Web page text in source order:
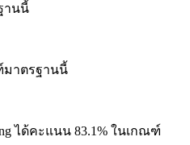
านนี้
มาตรฐานนี้
ได้คะแนน 83.1% ในเกณฑ์